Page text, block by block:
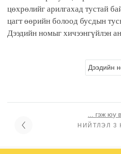
цөхрөлийг арилгахад тустай
цагт өөрийн болоод бусдын
Дээдийн номыг хичээнгүйлэн
Дээдийн
... гэж юу
НИЙТЛЭЛ 3